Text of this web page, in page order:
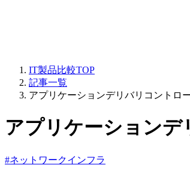
IT製品比較TOP
記事一覧
アプリケーションデリバリコントロ
アプリケーション
#ネットワークインフラ